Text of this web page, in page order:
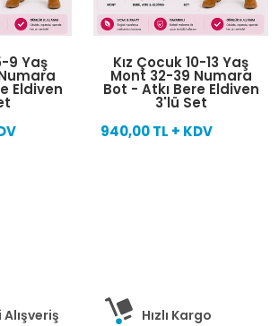
9 Yaş
Eldiven
Kız Çocuk 10-13 Yaş
Mont 32-39 Numara
Bot - Atkı Bere Eldiven
3'lü Set
940,00 TL + KDV
Hızlı Kargo